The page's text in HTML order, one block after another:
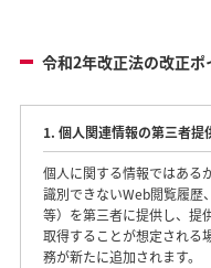
令和2年改正法の改正
1. 個人関連情報の第三者提
個人に関する情報ではある
識別できないWeb閲覧履歴
等）を第三者に提供し、提
取得することが想定される
務が新たに追加されます。